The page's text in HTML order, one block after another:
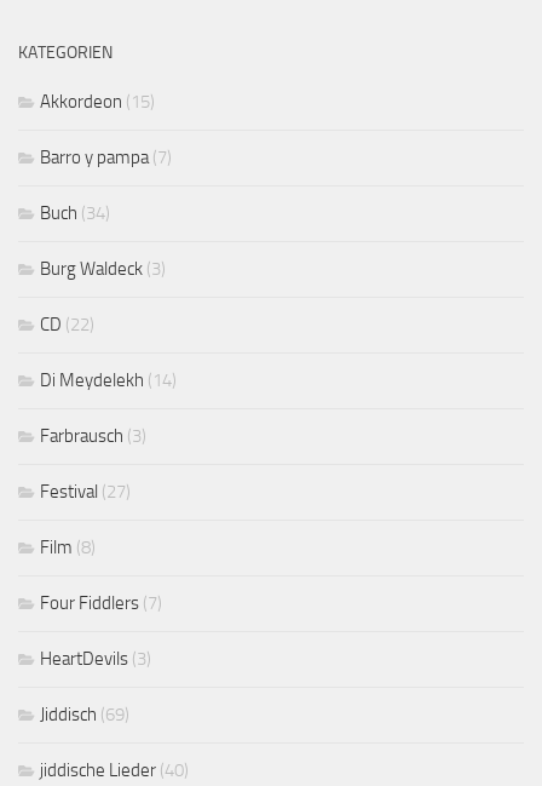
KATEGORIEN
Akkordeon (15)
Barro y pampa(7)
Buch (34)
Burg Waldeck (3)
CD (22)
Di Meydelekh (14)
Farbrausch (3)
Festival (27)
Film (8)
Four Fiddlers (7)
HeartDevils (3)
Jiddisch (69)
jiddische Lieder (40)